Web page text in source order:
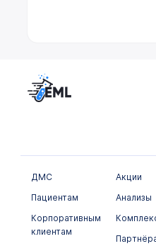
ДМС
Пациентам
Корпоративным
клиентам
Акции
Анализы